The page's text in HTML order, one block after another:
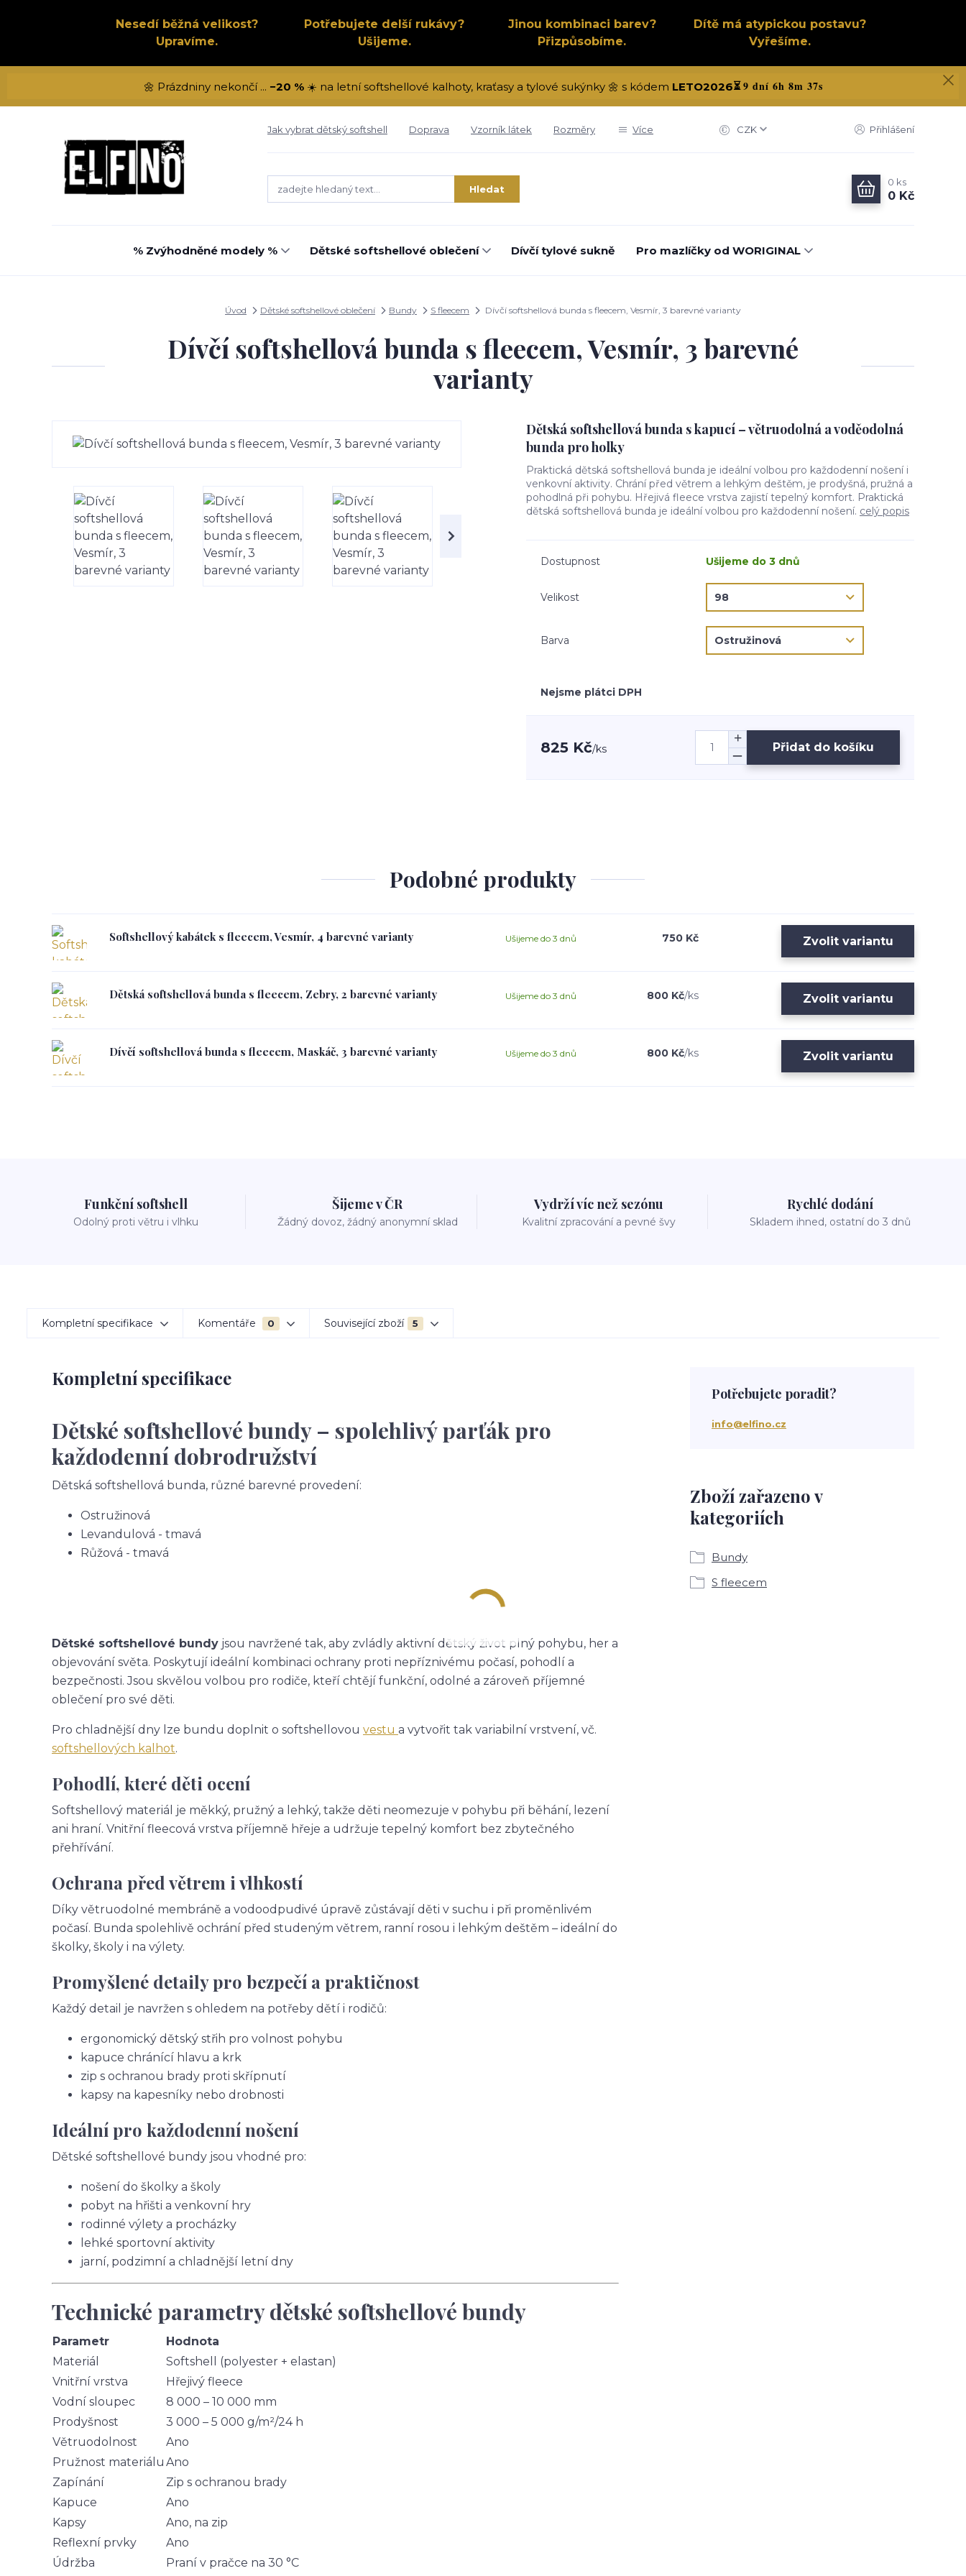
Nesedí běžná velikost?
Upravíme.
Potřebujete delší rukávy?
Ušijeme.
Jinou kombinaci barev?
Přizpůsobíme.
Dítě má atypickou postavu?
Vyřešíme.
🌼 Prázdniny nekončí ... −20 %☀️ na letní softshellové kalhoty, kraťasy a tylové sukýnky 🌼 s kódem LETO2026⏳9 dní 6h 8m 37s
Jak vybrat dětský softshell Doprava Vzorník látek Rozměry Více CZK Přihlášení
Hledat
0 ks
0 Kč
% Zvýhodněné modely % Dětské softshellové oblečení Dívčí tylové sukně Pro mazlíčky od WORIGINAL
Úvod Dětské softshellové oblečení Bundy S fleecem Dívčí softshellová bunda s fleecem, Vesmír, 3 barevné varianty
Dívčí softshellová bunda s fleecem, Vesmír, 3 barevné
varianty
Dětská softshellová bunda s kapucí – větruodolná a voděodolná
bunda pro holky
Praktická dětská softshellová bunda je ideální volbou pro každodenní nošení i
venkovní aktivity. Chrání před větrem a lehkým deštěm, je prodyšná, pružná a
pohodlná při pohybu. Hřejivá fleece vrstva zajistí tepelný komfort. Praktická
dětská softshellová bunda je ideální volbou pro každodenní nošení. celý popis
Dostupnost Ušijeme do 3 dnů
Velikost
Barva
Nejsme plátci DPH
825 Kč/ks Přidat do košíku
Podobné produkty
Softshellový kabátek s fleecem, Vesmír, 4 barevné varianty 750 Kč
Ušijeme do 3 dnů Zvolit variantu
Dětská softshellová bunda s fleecem, Zebry, 2 barevné varianty 800 Kč/ks
Ušijeme do 3 dnů Zvolit variantu
Dívčí softshellová bunda s fleecem, Maskáč, 3 barevné varianty 800 Kč/ks
Ušijeme do 3 dnů Zvolit variantu
Funkční softshell
Odolný proti větru i vlhku
Šijeme v ČR
Žádný dovoz, žádný anonymní sklad
Vydrží víc než sezónu
Kvalitní zpracování a pevné švy
Rychlé dodání
Skladem ihned, ostatní do 3 dnů
Kompletní specifikace Komentáře 0 Související zboží 5
Kompletní specifikace
Dětské softshellové bundy – spolehlivý parťák pro
každodenní dobrodružství
Dětská softshellová bunda, různé barevné provedení:
Ostružinová
Levandulová - tmavá
Růžová - tmavá
Dětské softshellové bundy jsou navržené tak, aby zvládly aktivní dětský život plný pohybu, her a
objevování světa. Poskytují ideální kombinaci ochrany proti nepříznivému počasí, pohodlí a
bezpečnosti. Jsou skvělou volbou pro rodiče, kteří chtějí funkční, odolné a zároveň příjemné
oblečení pro své děti.
Pro chladnější dny lze bundu doplnit o softshellovou vestu a vytvořit tak variabilní vrstvení, vč.
softshellových kalhot.
Pohodlí, které děti ocení
Softshellový materiál je měkký, pružný a lehký, takže děti neomezuje v pohybu při běhání, lezení
ani hraní. Vnitřní fleecová vrstva příjemně hřeje a udržuje tepelný komfort bez zbytečného
přehřívání.
Ochrana před větrem i vlhkostí
Díky větruodolné membráně a vodoodpudivé úpravě zůstávají děti v suchu i při proměnlivém
počasí. Bunda spolehlivě ochrání před studeným větrem, ranní rosou i lehkým deštěm – ideální do
školky, školy i na výlety.
Promyšlené detaily pro bezpečí a praktičnost
Každý detail je navržen s ohledem na potřeby dětí i rodičů:
ergonomický dětský střih pro volnost pohybu
kapuce chránící hlavu a krk
zip s ochranou brady proti skřípnutí
kapsy na kapesníky nebo drobnosti
Ideální pro každodenní nošení
Dětské softshellové bundy jsou vhodné pro:
nošení do školky a školy
pobyt na hřišti a venkovní hry
rodinné výlety a procházky
lehké sportovní aktivity
jarní, podzimní a chladnější letní dny
Technické parametry dětské softshellové bundy
Parametr
Hodnota
Materiál
Softshell (polyester + elastan)
Vnitřní vrstva
Hřejivý fleece
Vodní sloupec
8 000 – 10 000 mm
Prodyšnost
3 000 – 5 000 g/m²/24 h
Větruodolnost
Ano
Pružnost materiálu Ano
Zapínání
Zip s ochranou brady
Kapuce
Ano
Kapsy
Ano, na zip
Reflexní prvky
Ano
Údržba
Praní v pračce na 30 °C
Zboží zařazeno v
kategoriích
Bundy
S fleecem
Potřebujete poradit?
info@elfino.cz